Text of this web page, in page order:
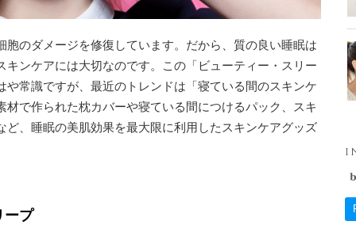
のダメージを修復しています。だから、質の良い睡眠は
ンケアには大切なのです。この「ビューティー・スリー
常識ですが、最近のトレンドは「寝ている間のスキンケ
で作られた枕カバーや寝ている間につけるパック、スキ
ど、睡眠の美肌効果を最大限に利用したスキンケアグッズ
ープ